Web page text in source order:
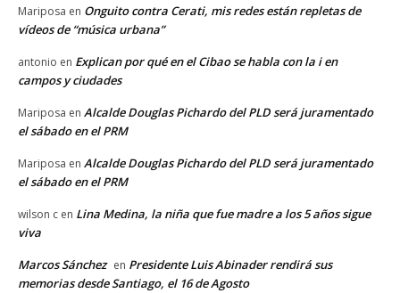
Mariposa en Onguito contra Cerati, mis redes están repletas de
vídeos de “música urbana”
antonio en Explican por qué en el Cibao se habla con la i en
campos y ciudades
Mariposa en Alcalde Douglas Pichardo del PLD será juramentado
el sábado en el PRM
Mariposa en Alcalde Douglas Pichardo del PLD será juramentado
el sábado en el PRM
wilson c en Lina Medina, la niña que fue madre a los 5 años sigue
viva
Marcos Sánchez en Presidente Luis Abinader rendirá sus
memorias desde Santiago, el 16 de Agosto